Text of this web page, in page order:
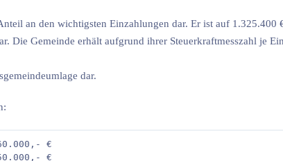
an den wichtigsten Einzahlungen dar. Er ist auf 1.325.400
Die Gemeinde erhält aufgrund ihrer Steuerkraftmesszahl je
dar.
€
€